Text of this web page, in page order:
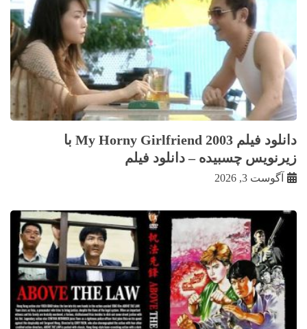
دانلود فیلم My Horny Girlfriend 2003 با
زيرنويس چسبيده – دانلود فیلم
آگوست 3, 2026